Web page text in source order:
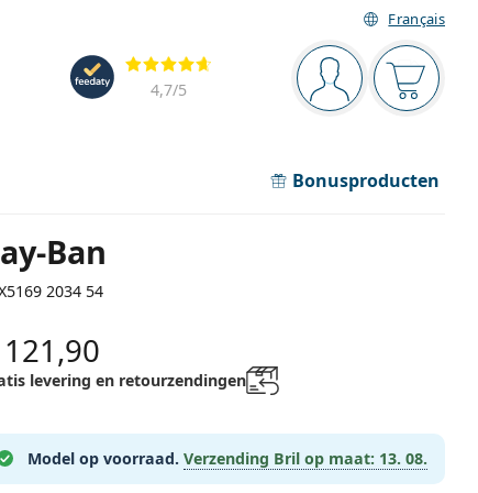
Français
Navigatie
Je bent ingelogd
Jouw
Beoordelingen
4,7/5
Bonusproducten
Ban
2034 54
levering en retourzendingen
Model op voorraad. Verzending Bril op maat: 13. 08.